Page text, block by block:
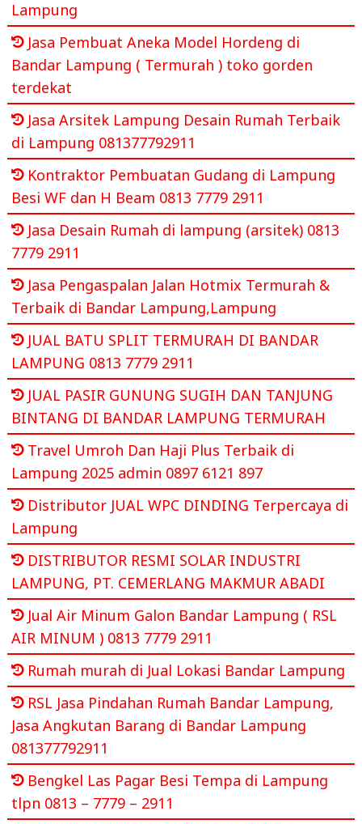
Lampung
Jasa Pembuat Aneka Model Hordeng di
Bandar Lampung ( Termurah ) toko gorden
terdekat
Jasa Arsitek Lampung Desain Rumah Terbaik
di Lampung 081377792911
Kontraktor Pembuatan Gudang di Lampung
Besi WF dan H Beam 0813 7779 2911
Jasa Desain Rumah di lampung (arsitek) 0813
7779 2911
Jasa Pengaspalan Jalan Hotmix Termurah &
Terbaik di Bandar Lampung,Lampung
JUAL BATU SPLIT TERMURAH DI BANDAR
LAMPUNG 0813 7779 2911
JUAL PASIR GUNUNG SUGIH DAN TANJUNG
BINTANG DI BANDAR LAMPUNG TERMURAH
Travel Umroh Dan Haji Plus Terbaik di
Lampung 2025 admin 0897 6121 897
Distributor JUAL WPC DINDING Terpercaya di
Lampung
DISTRIBUTOR RESMI SOLAR INDUSTRI
LAMPUNG, PT. CEMERLANG MAKMUR ABADI
Jual Air Minum Galon Bandar Lampung ( RSL
AIR MINUM ) 0813 7779 2911
Rumah murah di Jual Lokasi Bandar Lampung
RSL Jasa Pindahan Rumah Bandar Lampung,
Jasa Angkutan Barang di Bandar Lampung
081377792911
Bengkel Las Pagar Besi Tempa di Lampung
tlpn 0813 – 7779 – 2911